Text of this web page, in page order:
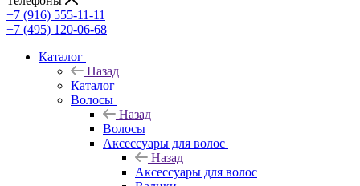
+7 (916) 555-11-11
+7 (495) 120-06-68
Каталог
Назад
Каталог
Волосы
Назад
Волосы
Аксессуары для волос
Назад
Аксессуары для волос